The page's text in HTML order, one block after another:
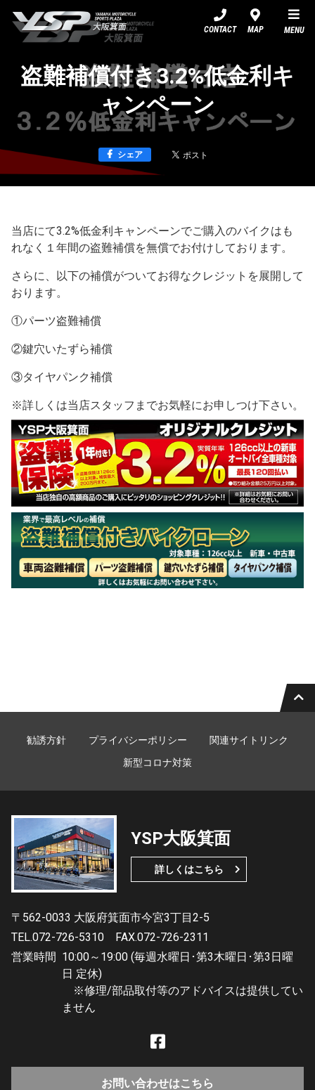
CONTACT MAP MENU
盗難補償付き3.2%低金利キ
ャンペーン
シェア
当店にて3.2%低金利キャンペーンでご購入のバイクはも
れなく１年間の盗難補償を無償でお付けしております。
さらに、以下の補償がついてお得なクレジットを展開して
おります。
①パーツ盗難補償
②鍵穴いたずら補償
③タイヤパンク補償
※詳しくは当店スタッフまでお気軽にお申しつけ下さい。
勧誘方針 プライバシーポリシー
関連サイトリンク
新型コロナ対策
YSP大阪箕面
詳しくはこちら
〒562-0033 大阪府箕面市今宮3丁目2-5
TEL.072-726-5310
FAX.072-726-2311
営業時間 10:00～19:00 (毎週水曜日･第3木曜日･第3日曜
日 定休)
※修理/部品取付等のアドバイスは提供してい
ません
お問い合わせはこちら